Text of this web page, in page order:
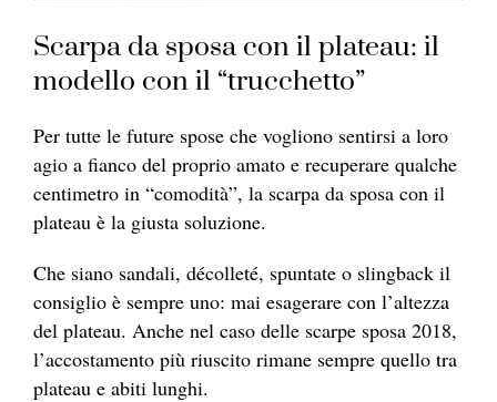
Scarpa da sposa con il plateau: il
modello con il “trucchetto”
Per tutte le future spose che vogliono sentirsi a loro
agio a fianco del proprio amato e recuperare qualche
centimetro in “comodità”, la scarpa da sposa con il
plateau è la giusta soluzione.
Che siano sandali, décolleté, spuntate o slingback il
consiglio è sempre uno: mai esagerare con l’altezza
del plateau. Anche nel caso delle scarpe sposa 2018,
l’accostamento più riuscito rimane sempre quello tra
plateau e abiti lunghi.